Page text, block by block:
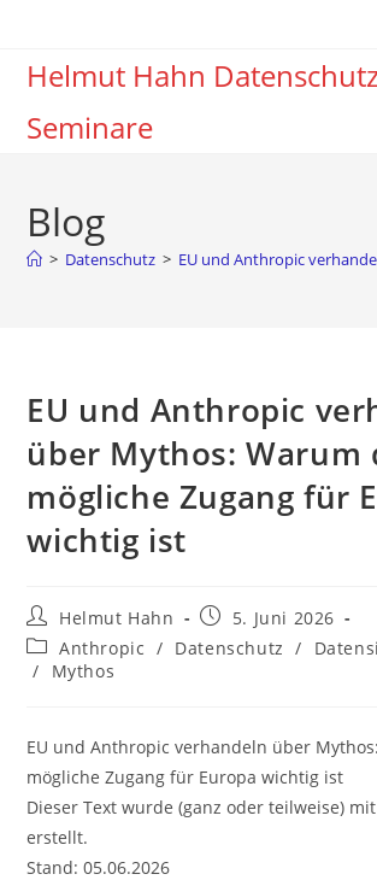
springenHelmut Hahn
Seminare
Blog
> Datenschutz > EU und Anthropic
EU und Anthropic
über Mythos: Warum
mögliche Zugang für
wichtig ist
Beitrags-
Autor:
Helmut Hahn
Beitrag
veröffentlicht:
5. Juni 2026
Beitrags-
Kategorie:
Anthropic / Datenschutz /
/
Mythos
EU und Anthropic verhandeln über
mögliche Zugang für Europa wichtig ist
Dieser Text wurde (ganz oder teilweise)
erstellt.
Stand: 05.06.2026